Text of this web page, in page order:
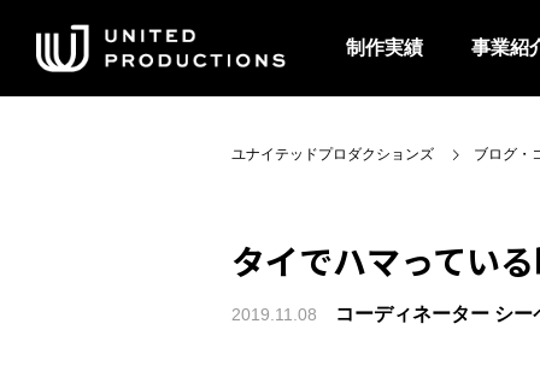
制作実績 事業紹
ユナイテッドプロダクションズ ブログ・
タイでハマってい
2019.11.08 コーディネーター シ